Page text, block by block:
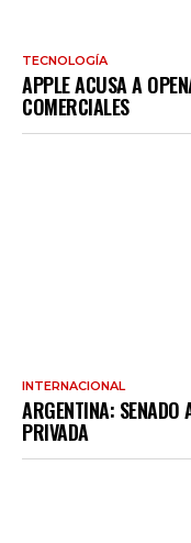
TECNOLOGÍA
APPLE ACUSA A
COMERCIALES
INTERNACIONAL
ARGENTINA: SENADO
PRIVADA